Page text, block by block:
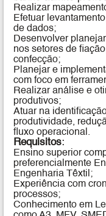
Realizar
Efetuar
de dados;
Desenvolver
nos setores de
confecção;
Planejar e
com foco em
Realizar análise e
produtivos;
Atuar na
produtividade,
fluxo operacional.
Requisitos:
Ensino superior
preferencialmente
Engenharia Têxtil;
Experiência com
processos;
Conhecimento em